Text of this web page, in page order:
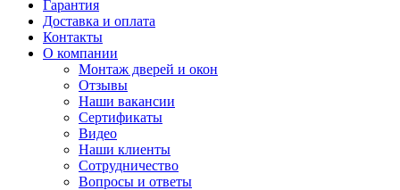
Гарантия
Доставка и оплата
Контакты
О компании
Монтаж дверей и окон
Отзывы
Наши вакансии
Сертификаты
Видео
Наши клиенты
Сотрудничество
Вопросы и ответы